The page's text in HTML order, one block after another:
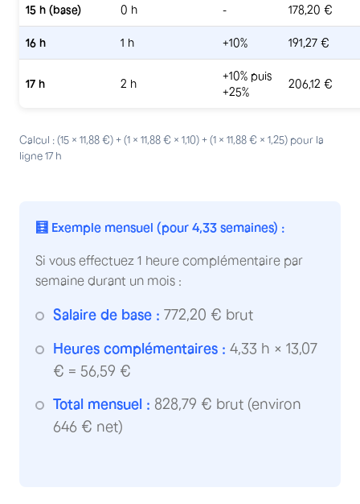
15 h (base) 0 h - 178,20 €
16 h 1 h +10% 191,27 €
17 h 2 h
+10% puis
+25%
206,12 €
Calcul : (15 × 11,88 €) + (1 × 11,88 € × 1,10) + (1 × 11,88 € × 1,25) pour la
ligne 17 h
🧮 Exemple mensuel (pour 4,33 semaines) :
Si vous effectuez 1 heure complémentaire par
semaine durant un mois :
Salaire de base : 772,20 € brut
Heures complémentaires : 4,33 h × 13,07
€ = 56,59 €
Total mensuel : 828,79 € brut (environ
646 € net)